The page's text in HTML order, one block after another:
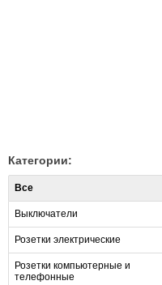
Категории:
Все
Выключатели
Розетки электрические
Розетки компьютерные и
телефонные